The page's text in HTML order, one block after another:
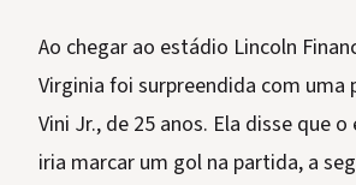
Ao chegar ao estádio Lincoln
Virginia foi surpreendida com uma
Vini Jr., de 25 anos. Ela disse que
iria marcar um gol na partida, a